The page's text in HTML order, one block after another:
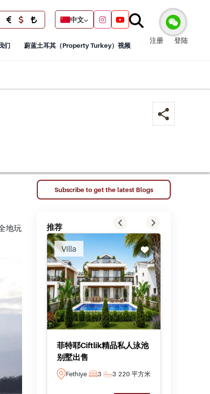
中文
们 蔚蓝土耳其（Property Turkey）视频
注册 登陆
地玩
Subscribe to get the latest Blogs
推荐
Villa
菲特耶Ciftlik精品私人泳池
别墅出售
Fethiye 3 3 220 平方米